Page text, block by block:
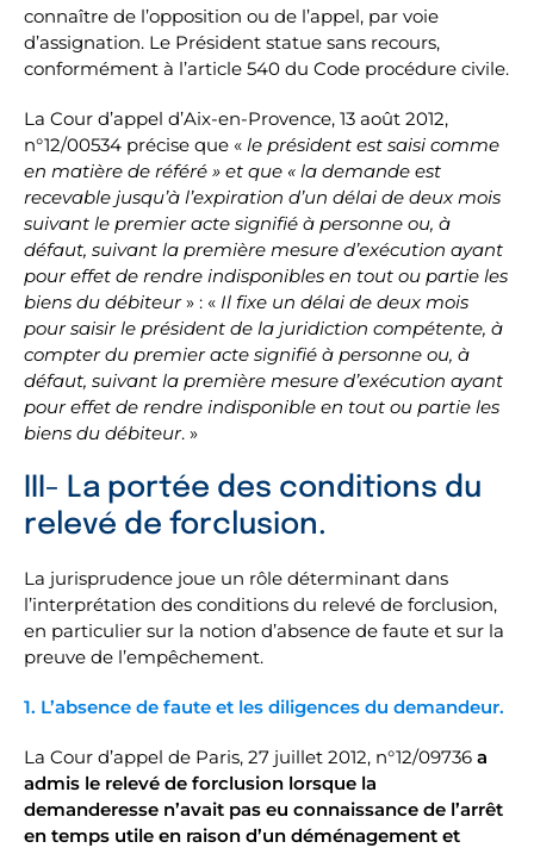
connaître de l’opposition ou de l’appel, par voie
d’assignation. Le Président statue sans recours,
conformément à l’article 540 du Code procédure civile.
La Cour d’appel d’Aix-en-Provence, 13 août 2012,
n°12/00534 précise que « le président est saisi comme
en matière de référé » et que « la demande est
recevable jusqu’à l’expiration d’un délai de deux mois
suivant le premier acte signifié à personne ou, à
défaut, suivant la première mesure d’exécution ayant
pour effet de rendre indisponibles en tout ou partie les
biens du débiteur» : « Il fixe un délai de deux mois
pour saisir le président de la juridiction compétente, à
compter du premier acte signifié à personne ou, à
défaut, suivant la première mesure d’exécution ayant
pour effet de rendre indisponible en tout ou partie les
biens du débiteur. »
III- La portée des conditions du
relevé de forclusion.
La jurisprudence joue un rôle déterminant dans
l’interprétation des conditions du relevé de forclusion,
en particulier sur la notion d’absence de faute et sur la
preuve de l’empêchement.
1. L’absence de faute et les diligences du demandeur.
La Cour d’appel de Paris, 27 juillet 2012, n°12/09736 a
admis le relevé de forclusion lorsque la
demanderesse n’avait pas eu connaissance de l’arrêt
en temps utile en raison d’un déménagement et